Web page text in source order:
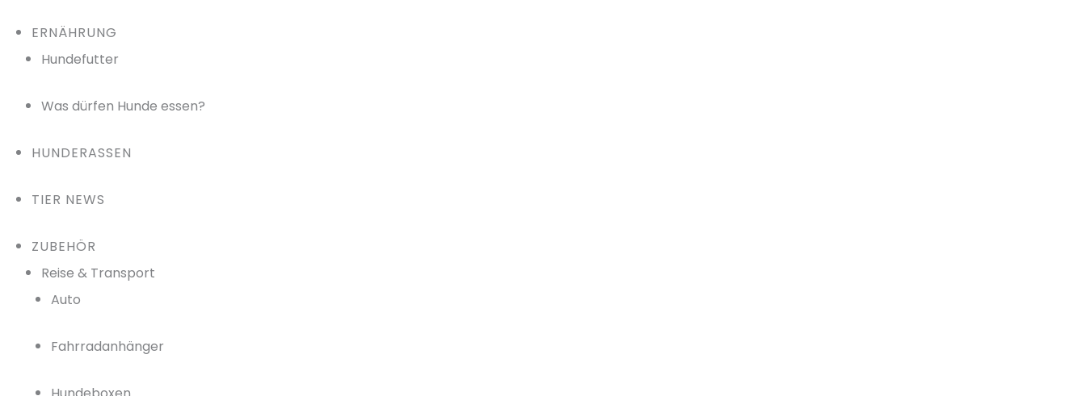
ERNÄHRUNG
Hundefutter
Was dürfen Hunde essen?
HUNDERASSEN
TIER NEWS
ZUBEHÖR
Reise & Transport
Auto
Fahrradanhänger